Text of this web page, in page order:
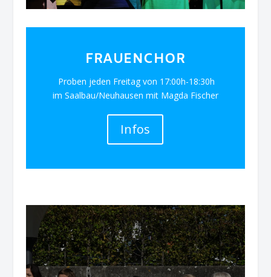
FRAUENCHOR
Proben jeden Freitag von 17:00h-18:30h
im Saalbau/Neuhausen mit Magda Fischer
Infos